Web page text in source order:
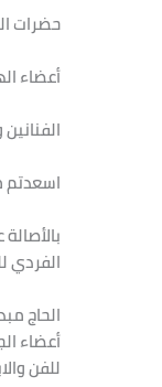
حضرات
أعضاء
الفردي
الحاج
أعضاء
للفن